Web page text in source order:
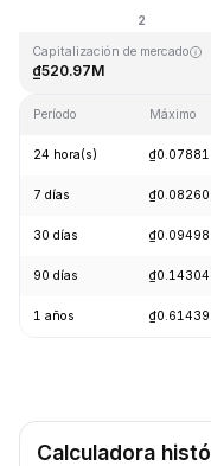
Capitalización de mercado
₫520.97M
Período Máximo
24 hora(s)
7 días
30 días
90 días
1 años
Calculadora